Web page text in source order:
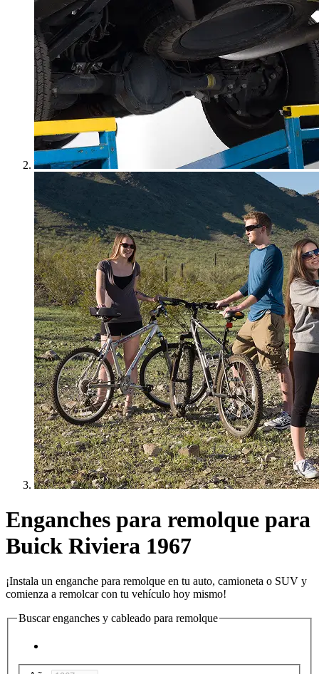
Enganches para remolque para
Buick Riviera 1967
¡Instala un enganche para remolque en tu auto, camioneta o SUV y
comienza a remolcar con tu vehículo hoy mismo!
Buscar enganches y cableado para remolque